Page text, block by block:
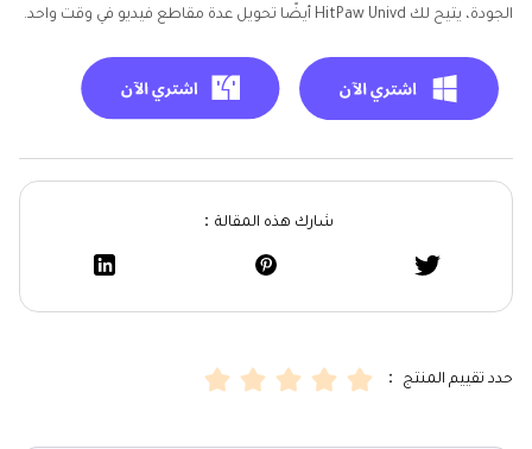
الجودة، يتيح لك HitPaw Univd أيضًا تحويل عدة مقاطع فيديو في وقت واحد.
شارك هذه المقالة：
حدد تقييم المنتج ：